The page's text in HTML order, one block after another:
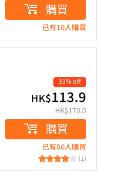
購買
已有10人購買
33% off
HK$113.9
HK$170.0
購買
已有50人購買
(1)